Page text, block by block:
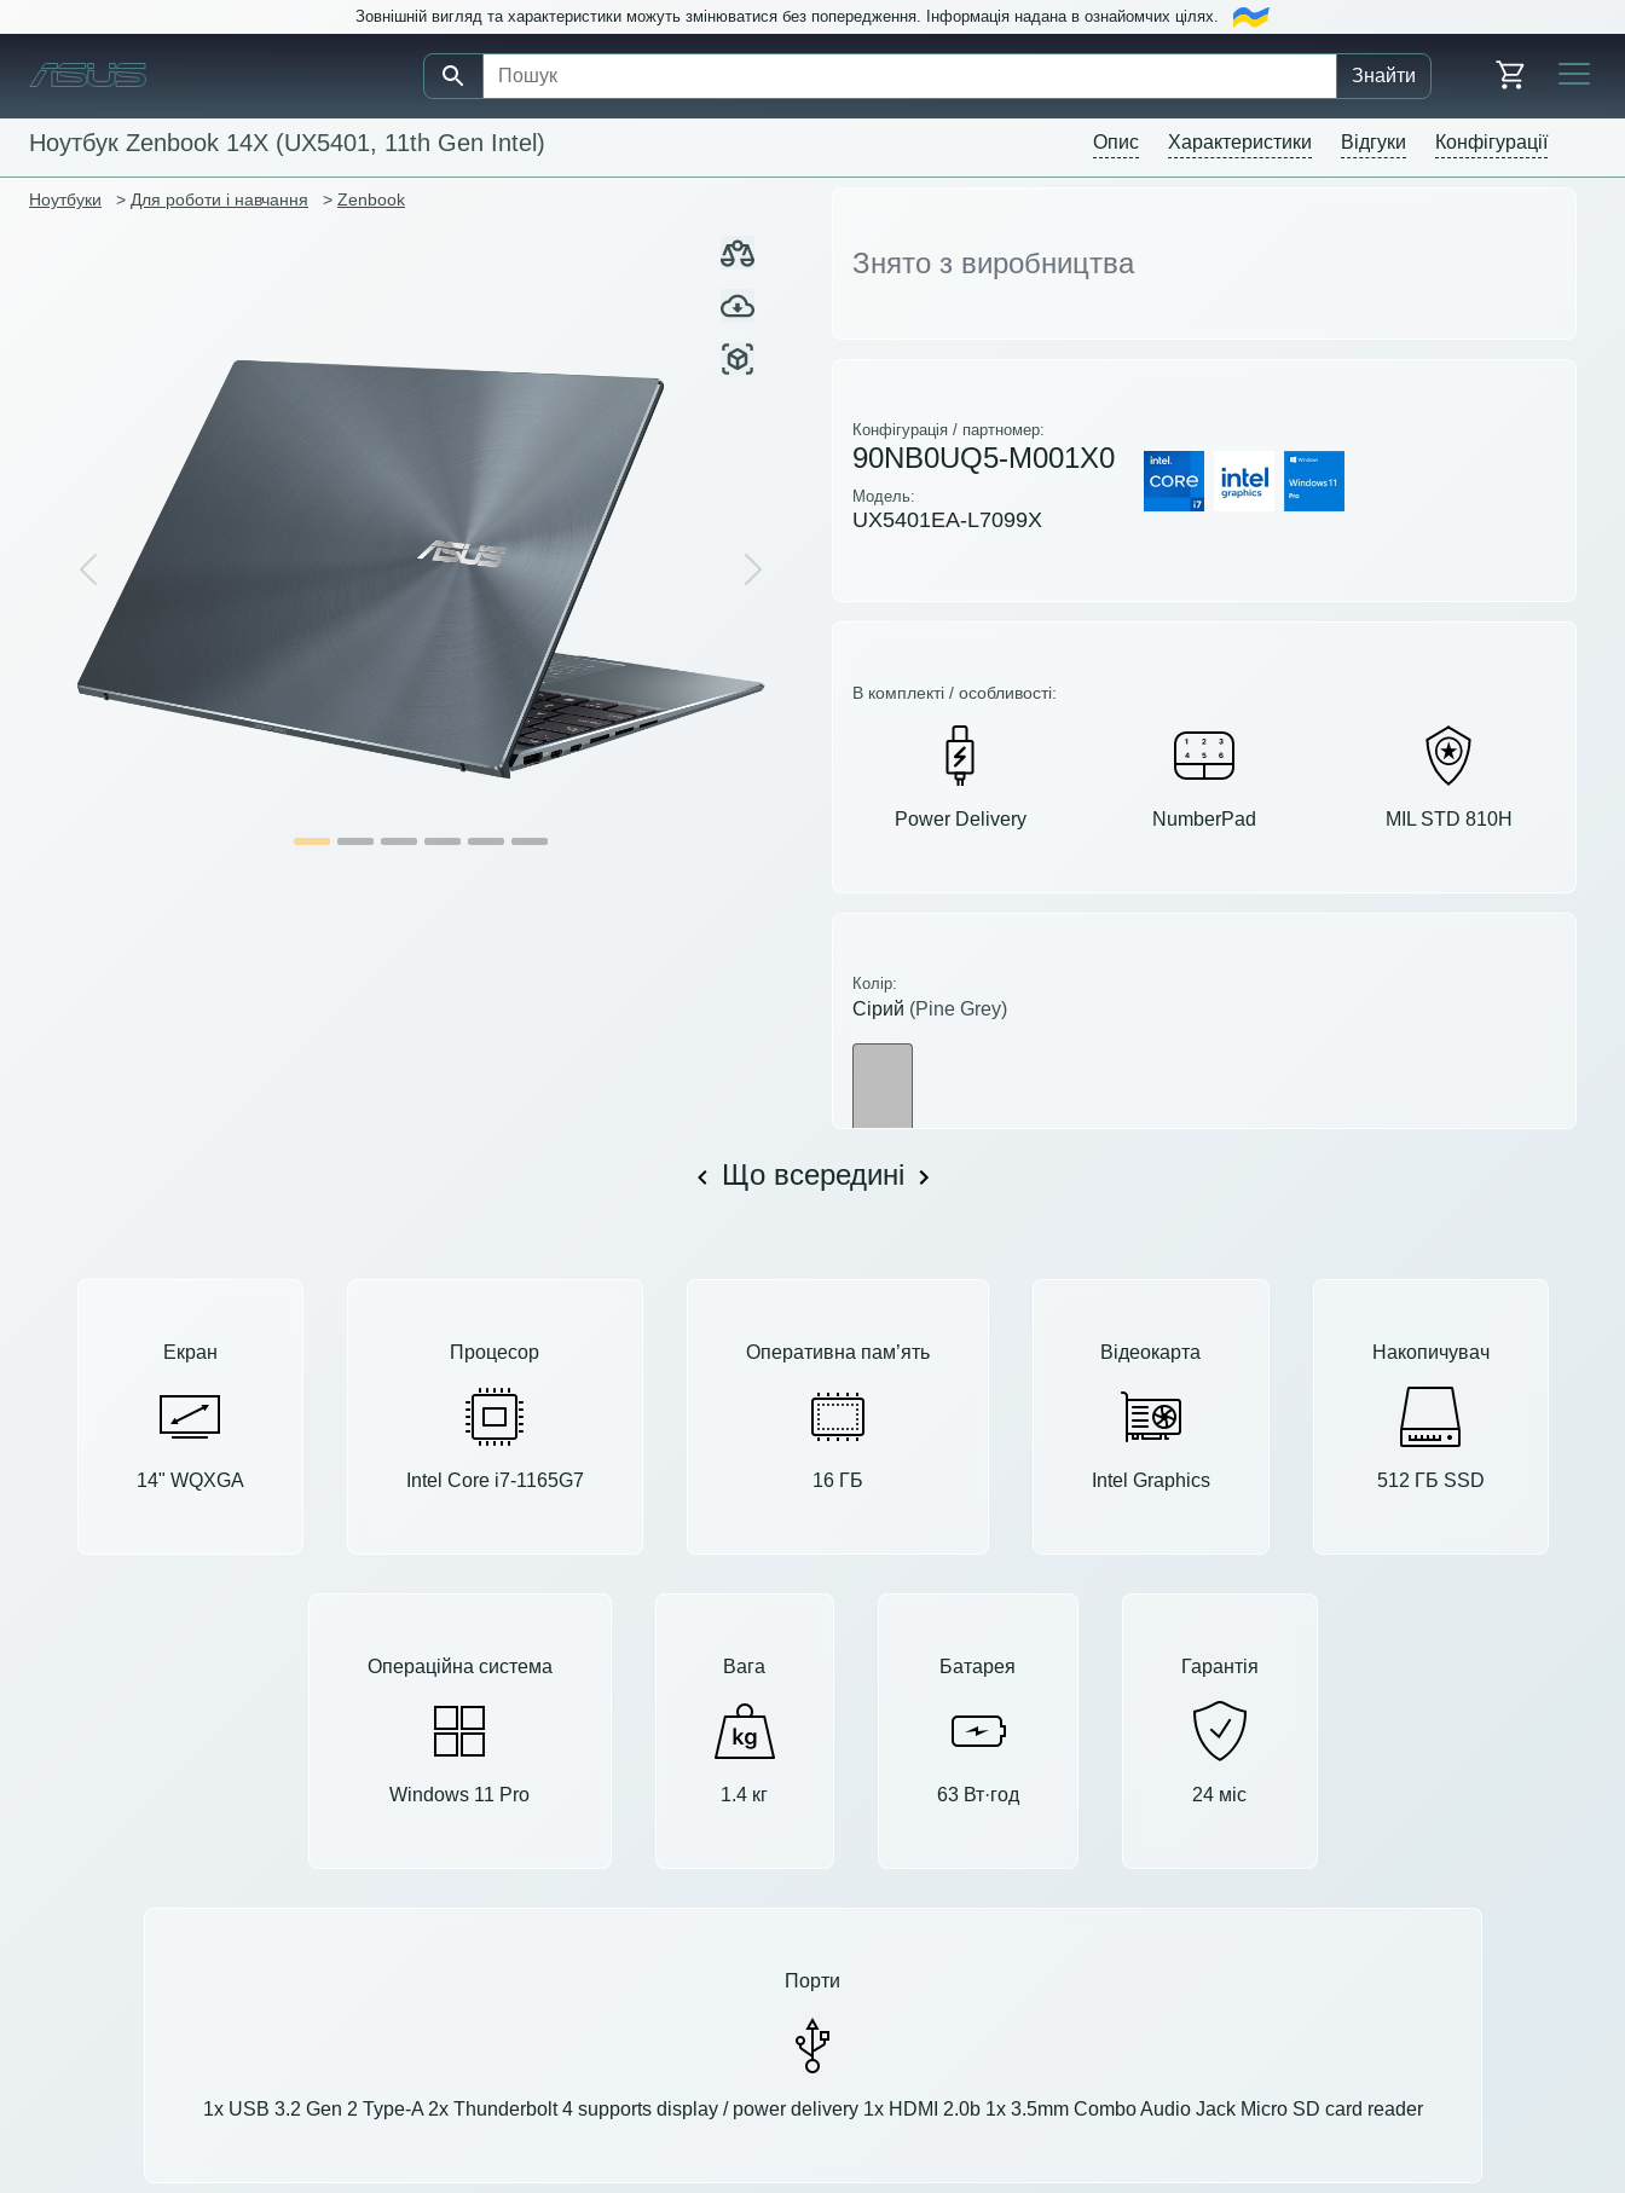
Зовнішній вигляд та характеристики можуть змінюватися без попередження. Інформація надана в ознайомчих цілях.
Знайти
Ноутбук Zenbook 14X (UX5401, 11th Gen Intel) Опис Характеристики Відгуки Конфігурації
Ноутбуки > Для роботи і навчання > Zenbook
Previous Next
Знято з виробництва
Конфігурація / партномер:
90NB0UQ5-M001X0
Модель:
UX5401EA-L7099X
В комплекті / особливості:
Power Delivery NumberPad MIL STD 810H
Колір:
Сірий (Pine Grey)
Що всередині
Екран
14" WQXGA
Процесор
Intel Core i7-1165G7
Оперативна пам’ять
16 ГБ
Відеокарта
Intel Graphics
Накопичувач
512 ГБ SSD
Операційна система
Windows 11 Pro
Вага
1.4 кг
Батарея
63 Вт·год
Гарантія
24 міс
Порти
1x USB 3.2 Gen 2 Type-A 2x Thunderbolt 4 supports display / power delivery 1x HDMI 2.0b 1x 3.5mm Combo Audio Jack Micro SD card reader